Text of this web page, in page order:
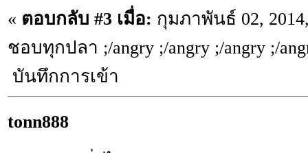
« ตอบกลับ #3 เมื่อ: กุมภาพันธ์ 02,
ชอบทุกปลา ;/angry ;/angry ;/angry ;/
บันทึกการเข้า
tonn888